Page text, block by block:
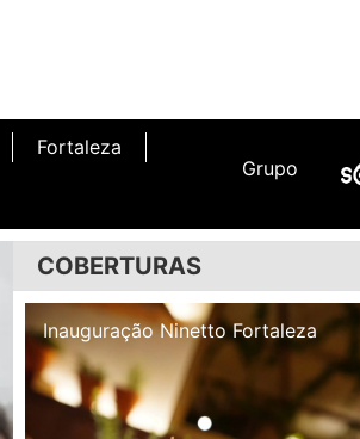
Fortaleza
Grupo
COBERTURAS
Inauguração Illa Café